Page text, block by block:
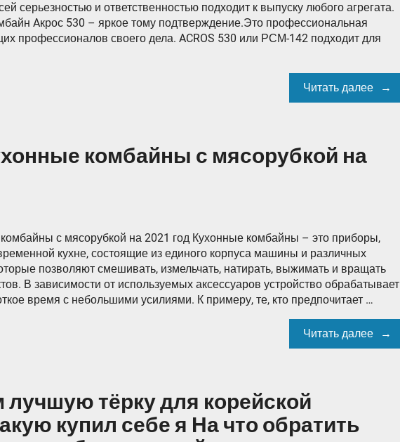
серьезностью и ответственностью подходит к выпуску любого агрегата.
Aкрос 530 – яркое тому подтверждение.Это профессиональная
профессионалов своего дела. ACROS 530 или РСМ-142 подходит для
Читать далее
комбайны с мясорубкой на
с мясорубкой на 2021 год Кухонные комбайны – это приборы,
кухне, состоящие из единого корпуса машины и различных
позволяют смешивать, измельчать, натирать, выжимать и вращать
В зависимости от используемых аксессуаров устройство обрабатывает
время с небольшими усилиями. К примеру, те, кто предпочитает …
Читать далее
тёрку для корейской
купил себе я На что обратить